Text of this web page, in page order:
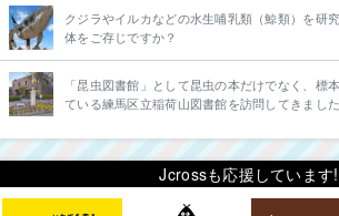
クジラやイルカなどの水生哺乳類（鯨類）を研
体をご存じですか？
「昆虫図書館」として昆虫の本だけでなく、標
ている練馬区立稲荷山図書館を訪問してきました
Jcrossも応援しています!